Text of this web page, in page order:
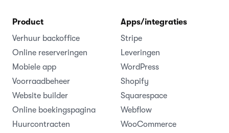
Product
Verhuur backoffice
Online reserveringen
Mobiele app
Voorraadbeheer
Website builder
Online boekingspagina
Huurcontracten
Apps/integraties
Stripe
Leveringen
WordPress
Shopify
Squarespace
Webflow
WooCommerce